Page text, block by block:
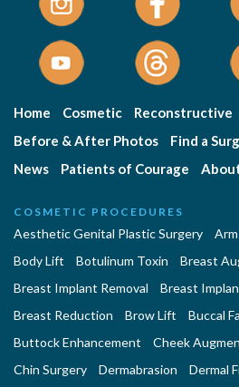
Home Cosmetic
Reconstructive
Before & After Photos
Find a
News
Patients of Courage
COSMETIC PROCEDURES
Aesthetic Genital Plastic Surgery
Body Lift
Botulinum Toxin
Breast
Breast Implant Removal
Breast
Breast Reduction
Brow Lift
Buccal
Buttock Enhancement
Cheek
Chin Surgery
Dermabrasion Dermal